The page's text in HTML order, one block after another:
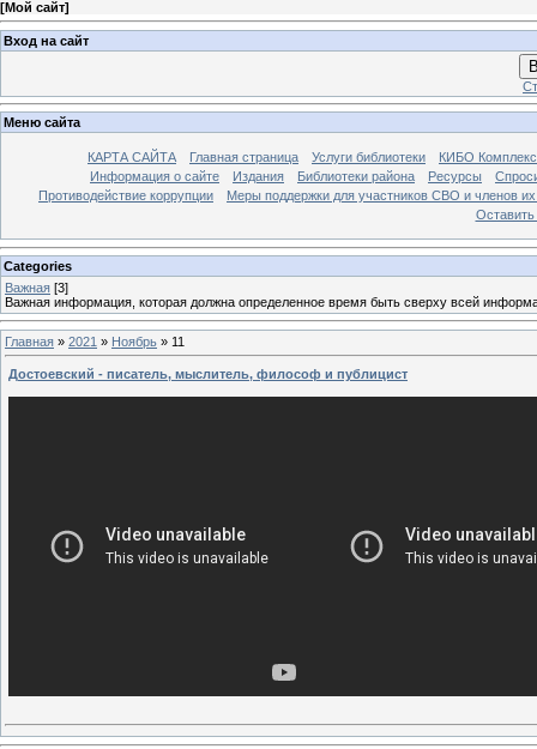
[Мой сайт]
Вход на сайт
Меню сайта
КАРТА САЙТА Главная страница Услуги библиотеки
КИБО
Информация о сайте
Издания Библиотеки района Ресурсы
Противодействие коррупции
Меры поддержки для участников СВО и членов
Оставить
Categories
Важная [3]
Важная информация, которая должна определенное время быть сверху всей
Главная » 2021 » Ноябрь » 11
Достоевский - писатель, мыслитель, философ и публицист